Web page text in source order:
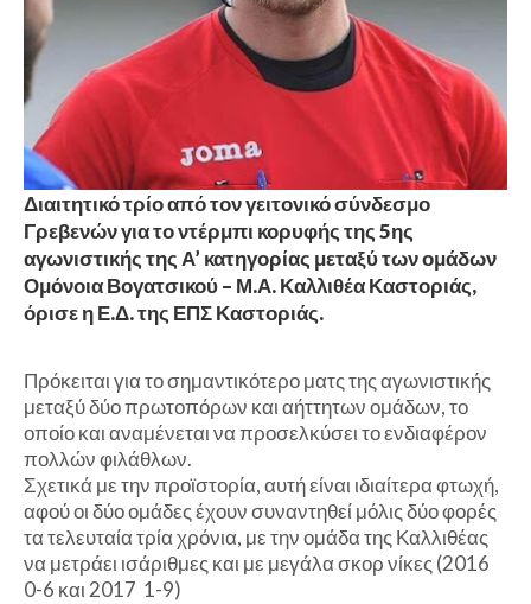
Διαιτητικό τρίο από τον γειτονικό σύνδεσμο
Γρεβενών για το ντέρμπι κορυφής της 5ης
αγωνιστικής της Α’ κατηγορίας μεταξύ των ομάδων
Ομόνοια Βογατσικού – Μ.Α. Καλλιθέα Καστοριάς,
όρισε η Ε.Δ. της ΕΠΣ Καστοριάς.
Πρόκειται για το σημαντικότερο ματς της αγωνιστικής
μεταξύ δύο πρωτοπόρων και αήττητων ομάδων, το
οποίο και αναμένεται να προσελκύσει το ενδιαφέρον
πολλών φιλάθλων.
Σχετικά με την προϊστορία, αυτή είναι ιδιαίτερα φτωχή,
αφού οι δύο ομάδες έχουν συναντηθεί μόλις δύο φορές
τα τελευταία τρία χρόνια, με την ομάδα της Καλλιθέας
να μετράει ισάριθμες και με μεγάλα σκορ νίκες (2016
0-6 και 2017 1-9)